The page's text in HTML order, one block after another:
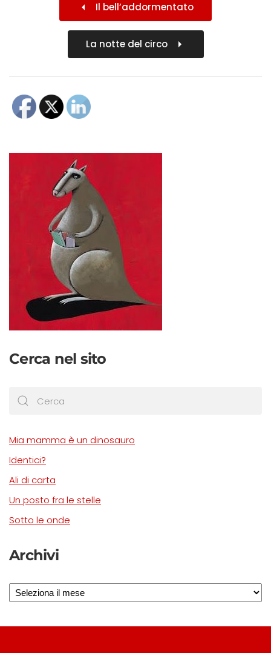
Il bell’addormentato
La notte del circo
Cerca nel sito
Mia mamma è un dinosauro
Identici?
Ali di carta
Un posto fra le stelle
Sotto le onde
Archivi
Archivi